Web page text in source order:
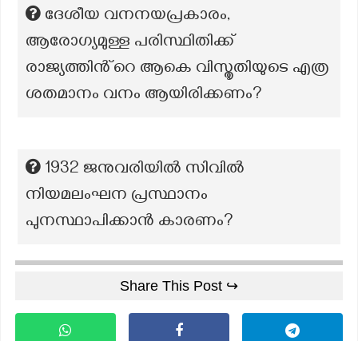
ദേശീയ വനനയപ്രകാരം,
ആരോഗ്യമുള്ള പരിസ്ഥിതിക്ക്
രാജ്യത്തിൻ്റെ ആകെ വിസ്തൃതിയുടെ എത്ര
ശതമാനം വനം ആയിരിക്കണം?
1932 ജനുവരിയിൽ സിവിൽ
നിയമലംഘന പ്രസ്ഥാനം
പുനസ്ഥാപിക്കാൻ കാരണം?
Share This Post ↪